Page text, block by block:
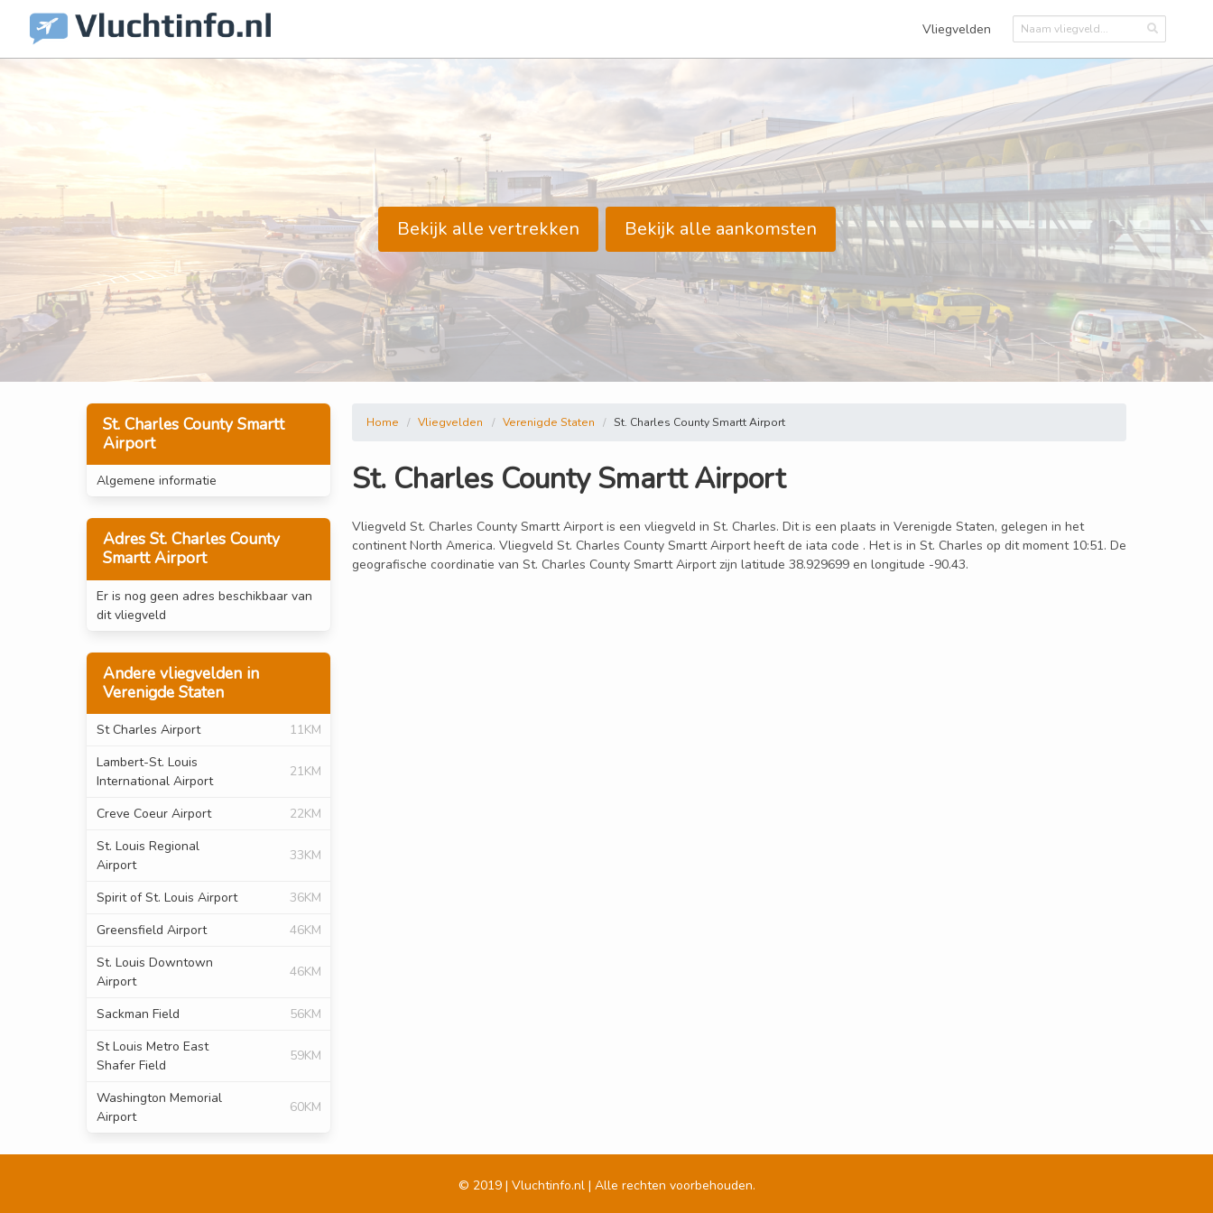
Vliegvelden
Bekijk alle vertrekken Bekijk alle aankomsten
St. Charles County Smartt
Airport
Algemene informatie
Adres St. Charles County
Smartt Airport
Er is nog geen adres beschikbaar van
dit vliegveld
Andere vliegvelden in
Verenigde Staten
St Charles Airport
11KM
Lambert-St. Louis
International Airport
21KM
Creve Coeur Airport
22KM
St. Louis Regional
Airport
33KM
Spirit of St. Louis Airport
36KM
Greensfield Airport
46KM
St. Louis Downtown
Airport
46KM
Sackman Field
56KM
St Louis Metro East
Shafer Field
59KM
Washington Memorial
Airport
60KM
Home Vliegvelden Verenigde Staten St. Charles County Smartt Airport
St. Charles County Smartt Airport
Vliegveld St. Charles County Smartt Airport is een vliegveld in St. Charles. Dit is een plaats in Verenigde Staten, gelegen in het
continent North America. Vliegveld St. Charles County Smartt Airport heeft de iata code . Het is in St. Charles op dit moment 10:51. De
geografische coordinatie van St. Charles County Smartt Airport zijn latitude 38.929699 en longitude -90.43.
© 2019 | Vluchtinfo.nl | Alle rechten voorbehouden.